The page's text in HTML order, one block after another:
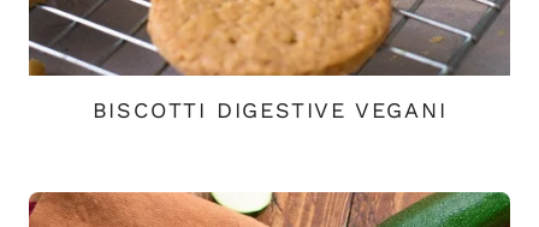
BISCOTTI DIGESTIVE VEGANI